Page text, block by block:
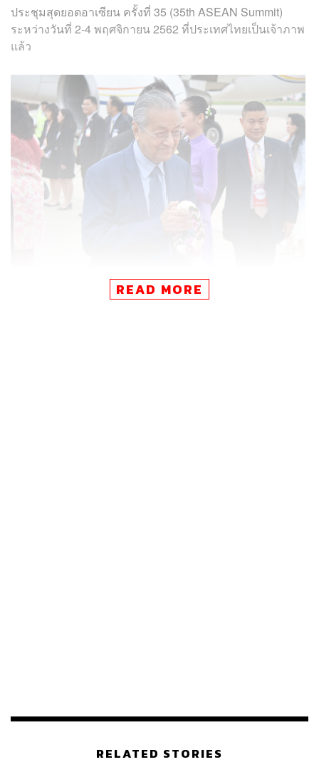
ประชุมสุดยอดอาเซียน ครั้งที่ 35 (35th ASEAN Summit)
ระหว่างวันที่ 2-4 พฤศจิกายน 2562 ที่ประเทศไทยเป็นเจ้าภาพ
แล้ว
READ MORE
RELATED STORIES